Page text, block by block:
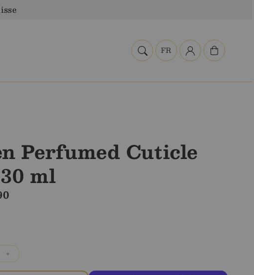
FR Panier
Perfumed Cuticle
ml
Augmenter
la